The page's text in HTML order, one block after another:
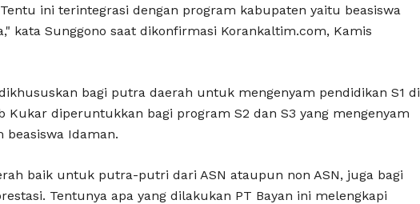
ini terintegrasi dengan program kabupaten yaitu beasiswa
kata Sunggono saat dikonfirmasi Korankaltim.com, Kamis
bagi putra daerah untuk mengenyam pendidikan S1 di
Kukar diperuntukkan bagi program S2 dan S3 yang mengenyam
Idaman.
baik untuk putra-putri dari ASN ataupun non ASN, juga bagi
Tentunya apa yang dilakukan PT Bayan ini melengkapi